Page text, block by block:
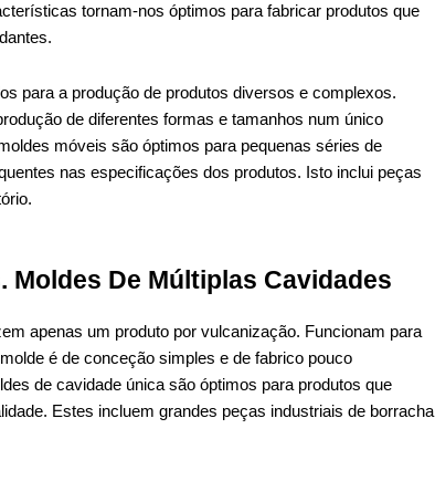
tornam-nos óptimos para fabricar produtos que
para a produção de produtos diversos e complexos.
de diferentes formas e tamanhos num único
móveis são óptimos para pequenas séries de
nas especificações dos produtos. Isto inclui peças
Moldes De Múltiplas Cavidades
apenas um produto por vulcanização. Funcionam para
é de conceção simples e de fabrico pouco
de cavidade única são óptimos para produtos que
Estes incluem grandes peças industriais de borracha